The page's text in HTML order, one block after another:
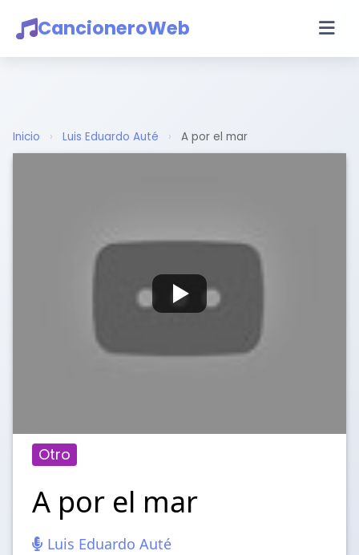
CancioneroWeb
Inicio › Luis Eduardo Auté › A por el mar
Otro
A por el mar
Luis Eduardo Auté